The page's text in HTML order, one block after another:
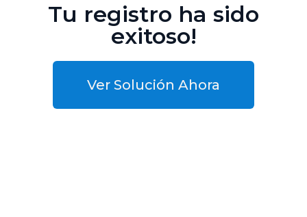
Tu registro ha sido
exitoso!
Ver Solución Ahora